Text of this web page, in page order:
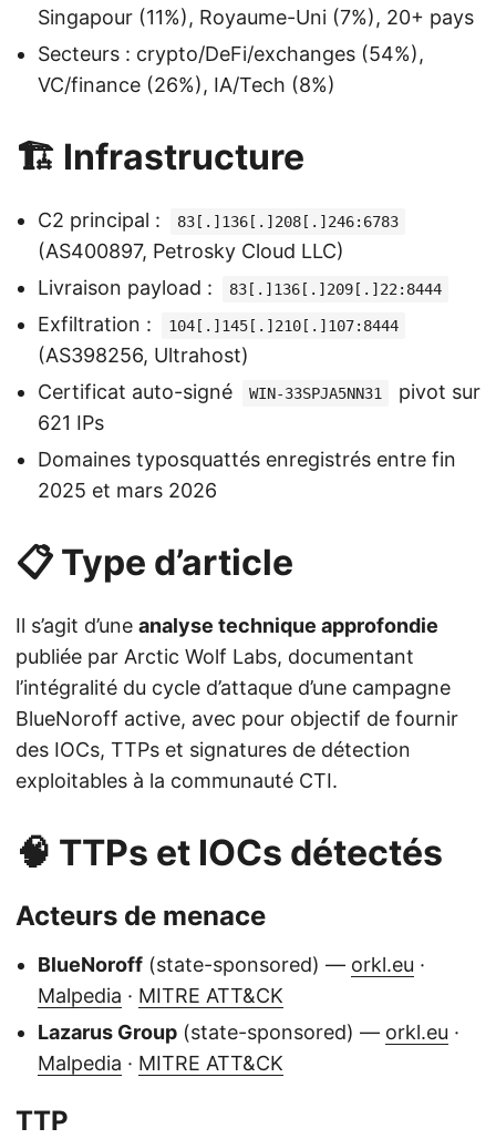
Singapour (11%), Royaume-Uni (7%), 20+ pays
Secteurs : crypto/DeFi/exchanges (54%),
VC/finance (26%), IA/Tech (8%)
🏗️ Infrastructure
C2 principal : 83[.]136[.]208[.]246:6783
(AS400897, Petrosky Cloud LLC)
Livraison payload :
83[.]136[.]209[.]22:8444
Exfiltration : 104[.]145[.]210[.]107:8444
(AS398256, Ultrahost)
Certificat auto-signé
WIN-33SPJA5NN31
pivot sur
621 IPs
Domaines typosquattés enregistrés entre fin
2025 et mars 2026
📋 Type d’article
Il s’agit d’une analyse technique approfondie
publiée par Arctic Wolf Labs, documentant
l’intégralité du cycle d’attaque d’une campagne
BlueNoroff active, avec pour objectif de fournir
des IOCs, TTPs et signatures de détection
exploitables à la communauté CTI.
🧠 TTPs et IOCs détectés
Acteurs de menace
BlueNoroff (state-sponsored) — orkl.eu ·
Malpedia · MITRE ATT&CK
Lazarus Group (state-sponsored) — orkl.eu ·
Malpedia · MITRE ATT&CK
TTP